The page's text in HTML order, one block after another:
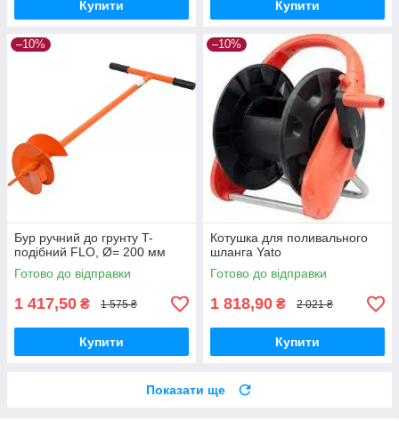
Купити Купити
–10%
Бур ручний до грунту T-
подібний FLO, Ø= 200 мм
Готово до відправки
1 417,50 ₴ 1 575 ₴
Купити
–10%
Котушка для поливального
шланга Yato
Готово до відправки
1 818,90 ₴ 2 021 ₴
Купити
Показати ще